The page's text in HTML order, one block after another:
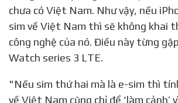
nên chọn iPhone nào
mạng tại 10 quốc gia như Mỹ, Anh,